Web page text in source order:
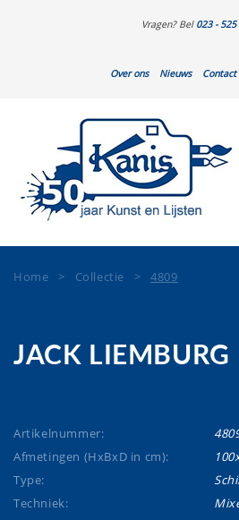
Vragen? Bel 023 - 525
Over ons Nieuws Contact
Home > Collectie >4809
JACK LIEMBURG
Artikelnummer:
Afmetingen (HxBxD in cm):
Type:
Techniek: